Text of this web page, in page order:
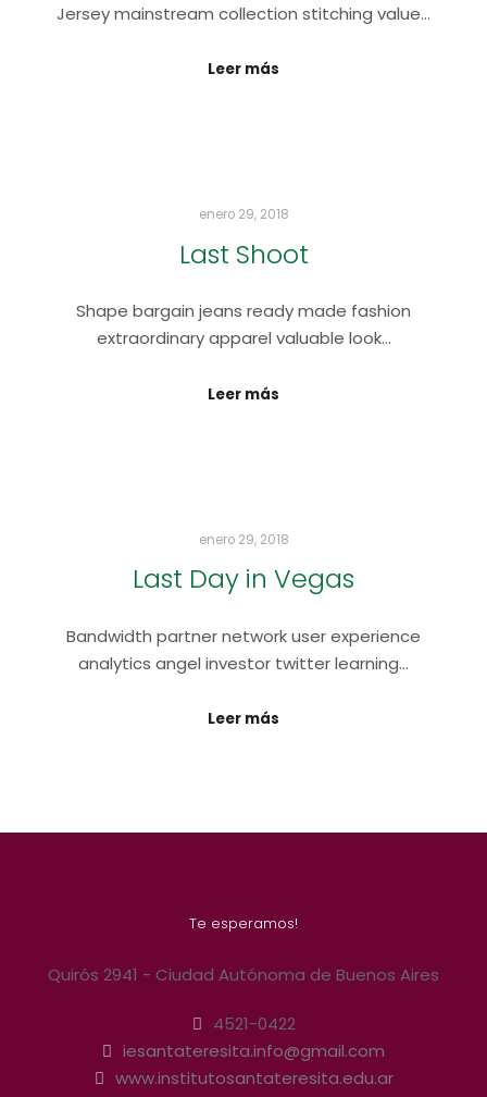
Jersey mainstream collection stitching value…
Leer más
enero 29, 2018
Last Shoot
Shape bargain jeans ready made fashion
extraordinary apparel valuable look…
Leer más
enero 29, 2018
Last Day in Vegas
Bandwidth partner network user experience
analytics angel investor twitter learning…
Leer más
Te esperamos!
Quirós 2941 - Ciudad Autónoma de Buenos Aires
4521-0422
iesantateresita.info@gmail.com
www.institutosantateresita.edu.ar